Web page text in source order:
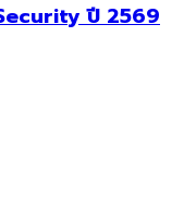
ปี 2569